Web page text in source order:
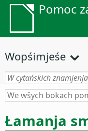
Pomoc
Wopśimjeśe
Łamanja